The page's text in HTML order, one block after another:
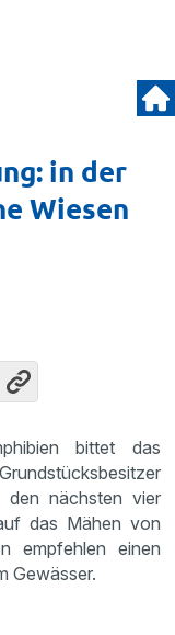
in der
Wiesen
bittet das
den nächsten vier
das Mähen von
empfehlen einen
Gewässer.